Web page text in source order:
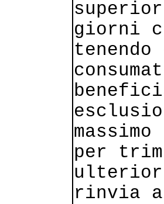
giorni
per
rinvia